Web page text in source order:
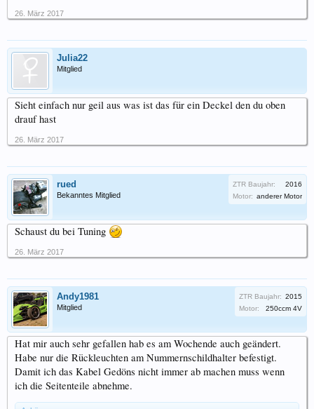
26. März 2017
Julia22
Mitglied
Sieht einfach nur geil aus was ist das für ein Deckel den du oben
drauf hast
26. März 2017
rued
Bekanntes Mitglied
ZTR Baujahr:
2016
Motor: anderer Motor
Schaust du bei Tuning
26. März 2017
Andy1981
Mitglied
ZTR Baujahr: 2015
Motor:
250ccm 4V
Hat mir auch sehr gefallen hab es am Wochende auch geändert.
Habe nur die Rückleuchten am Nummernschildhalter befestigt.
Damit ich das Kabel Gedöns nicht immer ab machen muss wenn
ich die Seitenteile abnehme.